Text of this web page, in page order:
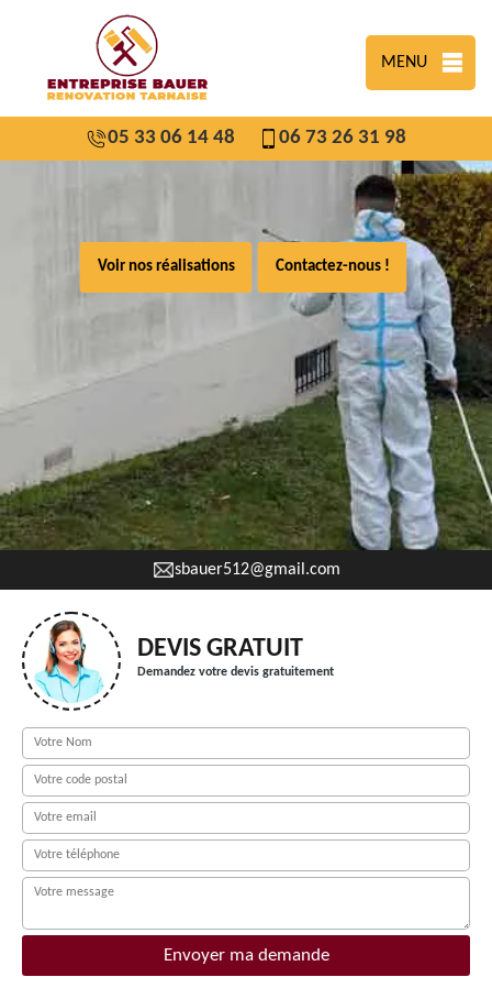
MENU
05 33 06 14 48 06 73 26 31 98
Voir nos réalisations Contactez-nous !
sbauer512@gmail.com
DEVIS GRATUIT
Demandez votre devis gratuitement